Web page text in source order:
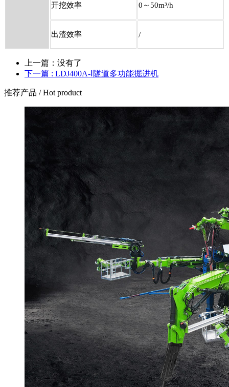
开挖效率 0 ～50m³/h
出渣效率 /
上一篇：没有了
下一篇 : LDJ400A-Ⅰ隧道多功能掘进机
推荐产品 / Hot product